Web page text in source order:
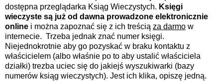
dostępna przeglądarka Ksiąg Wieczystych. Księgi
wieczyste są już od dawna prowadzone elektronicznie
online i można zapoznać się z ich treścią za darmo w
internecie. Trzeba jednak znać numer księgi.
Niejednokrotnie aby go pozyskać w braku kontaktu z
właścicielem (albo właśnie po to aby ustalić właściciela
działki) trezba uciec się do jakiejś wyszukiwarki (bazy
numerów ksiąg wieczystych). Jest ich klika, opiszę jedną.